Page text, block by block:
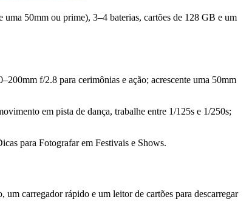
50mm ou prime), 3–4 baterias, cartões de 128 GB e um
f/2.8 para cerimônias e ação; acrescente uma 50mm
em pista de dança, trabalhe entre 1/125s e 1/250s;
para Fotografar em Festivais e Shows.
carregador rápido e um leitor de cartões para descarregar